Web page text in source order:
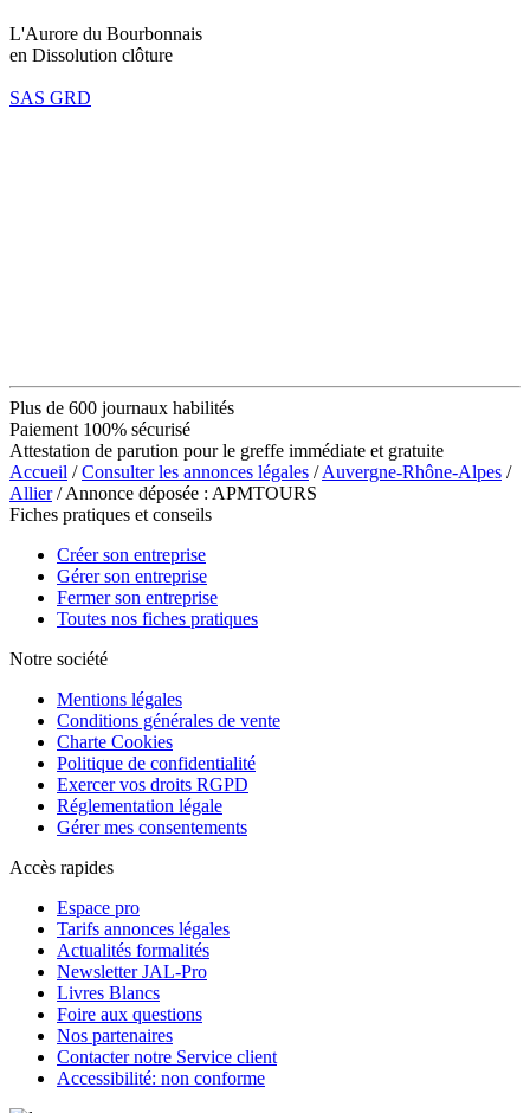
L'Aurore du Bourbonnais
en Dissolution clôture
SAS GRD
Plus de 600 journaux habilités
Paiement 100% sécurisé
Attestation de parution pour le greffe immédiate et gratuite
Accueil /Consulter les annonces légales /Auvergne-Rhône-Alpes /
Allier/ Annonce déposée : APMTOURS
Fiches pratiques et conseils
Créer son entreprise
Gérer son entreprise
Fermer son entreprise
Toutes nos fiches pratiques
Notre société
Mentions légales
Conditions générales de vente
Charte Cookies
Politique de confidentialité
Exercer vos droits RGPD
Réglementation légale
Gérer mes consentements
Accès rapides
Espace pro
Tarifs annonces légales
Actualités formalités
Newsletter JAL-Pro
Livres Blancs
Foire aux questions
Nos partenaires
Contacter notre Service client
Accessibilité: non conforme